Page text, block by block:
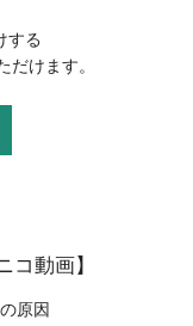
する
けます。
コ動画】
原因